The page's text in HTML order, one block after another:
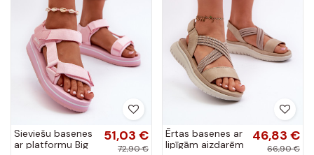
Sieviešu basenes
ar platformu Big
51,03 €
72,90 €
Ērtas basenes ar
lipīgām aizdarēm
46,83 €
66,90 €